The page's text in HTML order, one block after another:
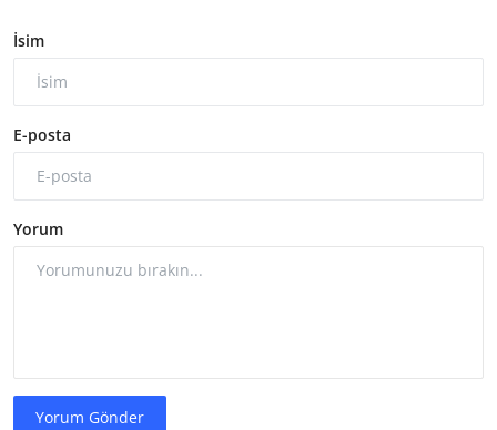
İsim
E-posta
Yorum
Yorum Gönder